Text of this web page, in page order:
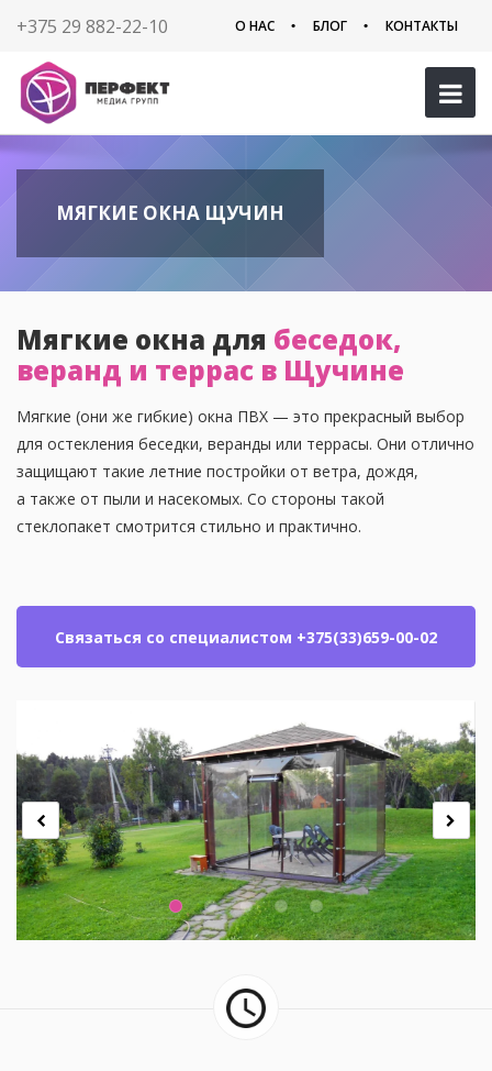
+375 29 882-22-10 О НАС БЛОГ КОНТАКТЫ
МЯГКИЕ ОКНА ЩУЧИН
Мягкие окна для беседок,
веранд и террас в Щучине
Мягкие (они же гибкие) окна ПВХ — это прекрасный выбор
для остекления беседки, веранды или террасы. Они отлично
защищают такие летние постройки от ветра, дождя,
а также от пыли и насекомых. Со стороны такой
стеклопакет смотрится стильно и практично.
Связаться со специалистом +375(33)659-00-02